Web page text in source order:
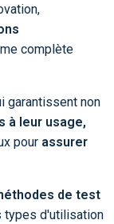
complète
garantissent non
à leur usage,
pour assurer
de test
types d'utilisation